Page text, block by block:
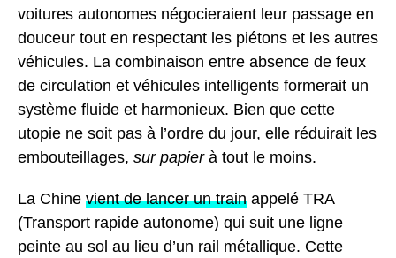
voitures autonomes négocieraient leur passage en
douceur tout en respectant les piétons et les autres
véhicules. La combinaison entre absence de feux
de circulation et véhicules intelligents formerait un
système fluide et harmonieux. Bien que cette
utopie ne soit pas à l’ordre du jour, elle réduirait les
embouteillages, sur papierà tout le moins.
La Chine vient de lancer un train appelé TRA
(Transport rapide autonome) qui suit une ligne
peinte au sol au lieu d’un rail métallique. Cette